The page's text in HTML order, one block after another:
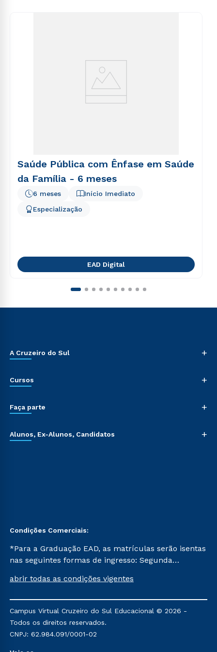
Saúde Pública com Ênfase em Saúde
da Família - 6 meses
Início Imediato
6 meses
Especialização
EAD Digital
A Cruzeiro do Sul +
Cursos +
Faça parte +
Alunos, Ex-Alunos, Candidatos +
Condições Comerciais:
*Para a Graduação EAD, as matrículas serão isentas
nas seguintes formas de ingresso: Segunda
Já para as demais, a taxa de matrícula será de R$
mencionadas são referentes aos cursos: Ensino
Religioso, Geografia para a Docência e Metodologia
do Ensino de História: Questões Atuais.
abrir todas as condições vigentes
Campus Virtual Cruzeiro do Sul Educacional © 2026 -
Todos os direitos reservados.
CNPJ: 62.984.091/0001-02